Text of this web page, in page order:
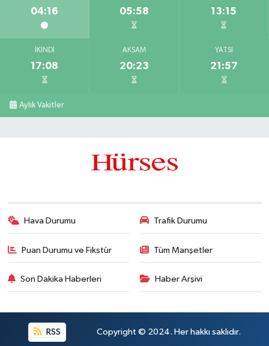
04:16 05:58 13:15
İKINDI
17:08
AKŞAM
20:23
YATSI
21:57
Aylık Vakitler
Hava Durumu Trafik Durumu
Puan Durumu ve Fikstür Tüm Manşetler
Son Dakika Haberleri Haber Arşivi
RSS Copyright © 2024. Her hakkı saklıdır.